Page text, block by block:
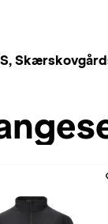
S,